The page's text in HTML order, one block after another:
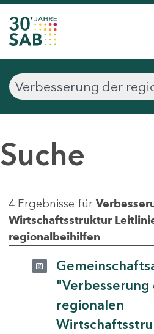
Suche
4 Ergebnisse für
Wirtschaftsstruktur
regionalbeihilfen
"Verbesserung
regionalen